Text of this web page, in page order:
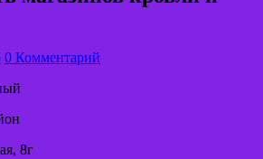
0 Комментарий
8г